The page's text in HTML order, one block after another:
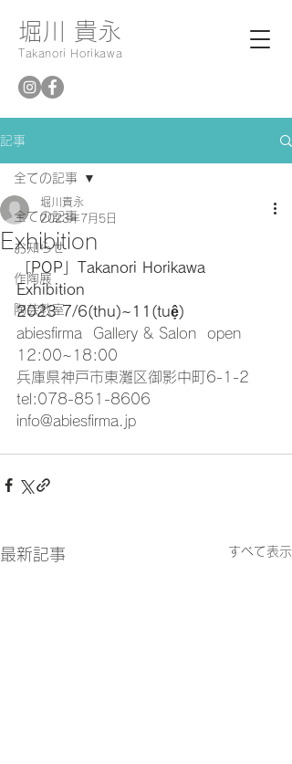
堀川 貴永
Takanori Horikawa
記事
全ての記事
お知らせ
作陶展
陶芸教室
全ての記事
Exhibition
堀川貴永
2023年7月5日
「POP」Takanori Horikawa
Exhibition
2023 7/6(thu)~11(tuệ)
abiesfirma  Gallery & Salon  open
12:00~18:00
兵庫県神戸市東灘区御影中町6-1-2
tel:078-851-8606
info@abiesfirma.jp
最新記事 すべて表示